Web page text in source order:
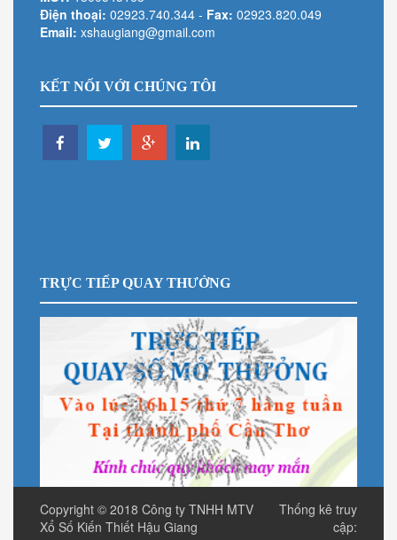
Điện thoại: 02923.740.344 - Fax: 02923.820.049
Email: xshaugiang@gmail.com
KẾT NỐI VỚI CHÚNG TÔI
TRỰC TIẾP QUAY THƯỞNG
Copyright © 2018 Công ty TNHH MTV
Xổ Số Kiến Thiết Hậu Giang
Thống kê truy
cập: